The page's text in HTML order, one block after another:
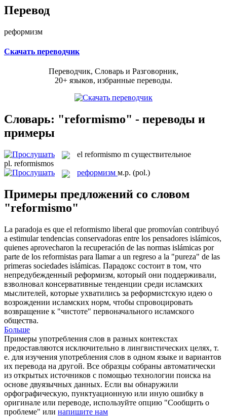
Перевод
реформизм
Скачать переводчик
Переводчик, Словарь и Разговорник,
20+ языков, избранные переводы.
Словарь: "reformismo" - переводы и
примеры
el reformismo m существительное
pl. reformismos
реформизм м.р. (pol.)
Примеры предложений со словом
"reformismo"
La paradoja es que el reformismo liberal que promovían contribuyó
a estimular tendencias conservadoras entre los pensadores islámicos,
quienes aprovecharon la recuperación de las normas islámicas por
parte de los reformistas para llamar a un regreso a la "pureza" de las
primeras sociedades islámicas. Парадокс состоит в том, что
непредубежденный реформизм, который они поддерживали,
взволновал консервативные тенденции среди исламских
мыслителей, которые ухватились за реформистскую идею о
возрождении исламских норм, чтобы спровоцировать
возвращение к "чистоте" первоначального исламского
общества.
Больше
Примеры употребления слов в разных контекстах
предоставляются исключительно в лингвистических целях, т.
е. для изучения употребления слов в одном языке и вариантов
их перевода на другой. Все образцы собраны автоматически
из открытых источников с помощью технологии поиска на
основе двуязычных данных. Если вы обнаружили
орфографическую, пунктуационную или иную ошибку в
оригинале или переводе, используйте опцию "Сообщить о
проблеме" или напишите нам